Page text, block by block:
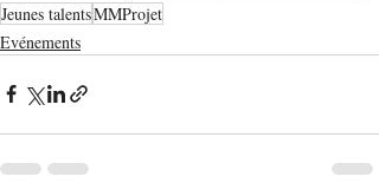
Jeunes talentsMMProjet
Evénements